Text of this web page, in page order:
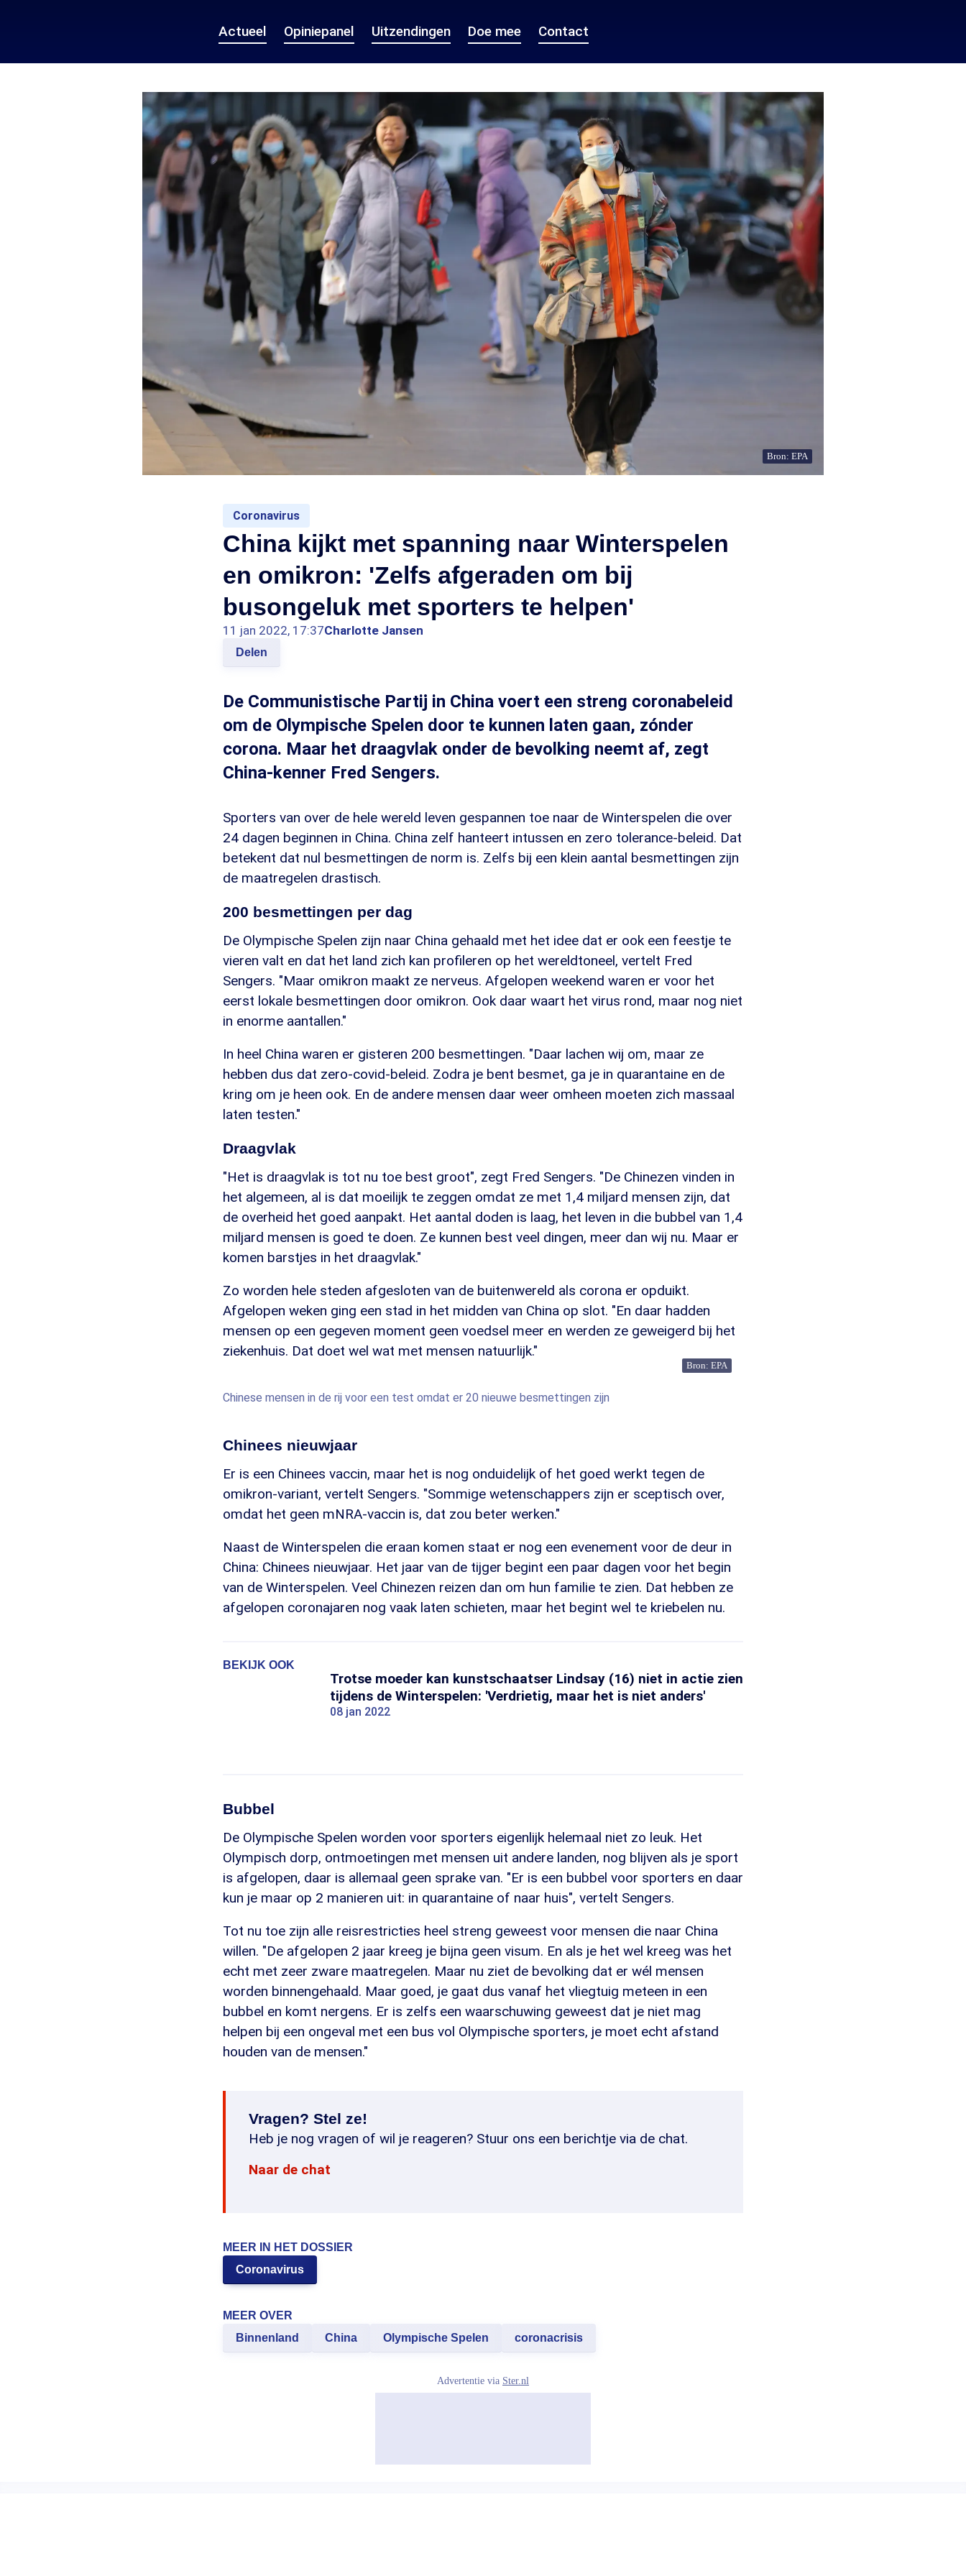
Actueel Opiniepanel Uitzendingen Doe mee Contact
Bron: EPA
Coronavirus
China kijkt met spanning naar Winterspelen
en omikron: 'Zelfs afgeraden om bij
busongeluk met sporters te helpen'
11 jan 2022, 17:37Charlotte Jansen
Delen
De Communistische Partij in China voert een streng coronabeleid
om de Olympische Spelen door te kunnen laten gaan, zónder
corona. Maar het draagvlak onder de bevolking neemt af, zegt
China-kenner Fred Sengers.
Sporters van over de hele wereld leven gespannen toe naar de Winterspelen die over
24 dagen beginnen in China. China zelf hanteert intussen en zero tolerance-beleid. Dat
betekent dat nul besmettingen de norm is. Zelfs bij een klein aantal besmettingen zijn
de maatregelen drastisch.
200 besmettingen per dag
De Olympische Spelen zijn naar China gehaald met het idee dat er ook een feestje te
vieren valt en dat het land zich kan profileren op het wereldtoneel, vertelt Fred
Sengers. "Maar omikron maakt ze nerveus. Afgelopen weekend waren er voor het
eerst lokale besmettingen door omikron. Ook daar waart het virus rond, maar nog niet
in enorme aantallen."
In heel China waren er gisteren 200 besmettingen. "Daar lachen wij om, maar ze
hebben dus dat zero-covid-beleid. Zodra je bent besmet, ga je in quarantaine en de
kring om je heen ook. En de andere mensen daar weer omheen moeten zich massaal
laten testen."
Draagvlak
"Het is draagvlak is tot nu toe best groot", zegt Fred Sengers. "De Chinezen vinden in
het algemeen, al is dat moeilijk te zeggen omdat ze met 1,4 miljard mensen zijn, dat
de overheid het goed aanpakt. Het aantal doden is laag, het leven in die bubbel van 1,4
miljard mensen is goed te doen. Ze kunnen best veel dingen, meer dan wij nu. Maar er
komen barstjes in het draagvlak."
Zo worden hele steden afgesloten van de buitenwereld als corona er opduikt.
Afgelopen weken ging een stad in het midden van China op slot. "En daar hadden
mensen op een gegeven moment geen voedsel meer en werden ze geweigerd bij het
ziekenhuis. Dat doet wel wat met mensen natuurlijk."
Bron: EPA
Chinese mensen in de rij voor een test omdat er 20 nieuwe besmettingen zijn
Chinees nieuwjaar
Er is een Chinees vaccin, maar het is nog onduidelijk of het goed werkt tegen de
omikron-variant, vertelt Sengers. "Sommige wetenschappers zijn er sceptisch over,
omdat het geen mNRA-vaccin is, dat zou beter werken."
Naast de Winterspelen die eraan komen staat er nog een evenement voor de deur in
China: Chinees nieuwjaar. Het jaar van de tijger begint een paar dagen voor het begin
van de Winterspelen. Veel Chinezen reizen dan om hun familie te zien. Dat hebben ze
afgelopen coronajaren nog vaak laten schieten, maar het begint wel te kriebelen nu.
BEKIJK OOK
Trotse moeder kan kunstschaatser Lindsay (16) niet in actie zien
tijdens de Winterspelen: 'Verdrietig, maar het is niet anders'
08 jan 2022
Bubbel
De Olympische Spelen worden voor sporters eigenlijk helemaal niet zo leuk. Het
Olympisch dorp, ontmoetingen met mensen uit andere landen, nog blijven als je sport
is afgelopen, daar is allemaal geen sprake van. "Er is een bubbel voor sporters en daar
kun je maar op 2 manieren uit: in quarantaine of naar huis", vertelt Sengers.
Tot nu toe zijn alle reisrestricties heel streng geweest voor mensen die naar China
willen. "De afgelopen 2 jaar kreeg je bijna geen visum. En als je het wel kreeg was het
echt met zeer zware maatregelen. Maar nu ziet de bevolking dat er wél mensen
worden binnengehaald. Maar goed, je gaat dus vanaf het vliegtuig meteen in een
bubbel en komt nergens. Er is zelfs een waarschuwing geweest dat je niet mag
helpen bij een ongeval met een bus vol Olympische sporters, je moet echt afstand
houden van de mensen."
Vragen? Stel ze!
Heb je nog vragen of wil je reageren? Stuur ons een berichtje via de chat.
Naar de chat
MEER IN HET DOSSIER
Coronavirus
MEER OVER
Binnenland
China Olympische Spelen coronacrisis
Advertentie via Ster.nl